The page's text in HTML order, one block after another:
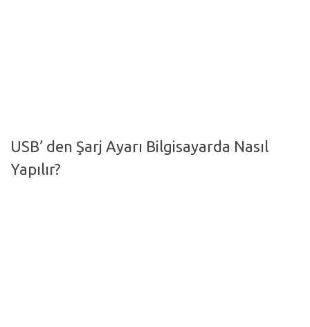
Cilt-Güzellik
USB’ den Şarj Ayarı Bilgisayarda Nasıl
Yapılır?